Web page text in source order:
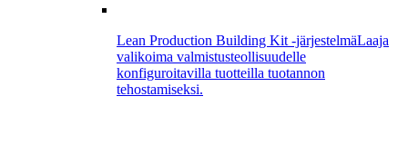
Lean Production Building Kit -järjestelmäLaaja
valikoima valmistusteollisuudelle
konfiguroitavilla tuotteilla tuotannon
tehostamiseksi.